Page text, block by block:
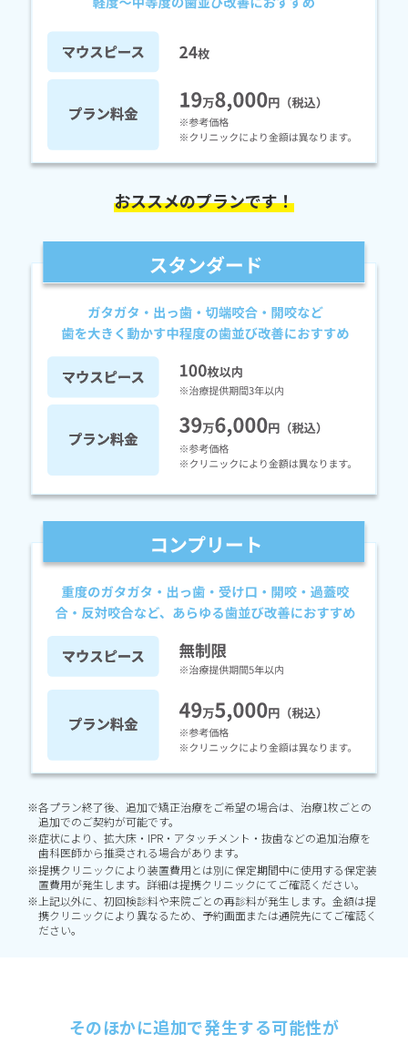
おススメのプランです！
※各プラン終了後、追加で矯正治療をご希望の場合は、治療1枚ごとの
追加でのご契約が可能です。
※症状により、拡大床・IPR・アタッチメント・抜歯などの追加治療を
歯科医師から推奨される場合があります。
※提携クリニックにより装置費用とは別に保定期間中に使用する保定装
置費用が発生します。詳細は提携クリニックにてご確認ください。
※上記以外に、初回検診料や来院ごとの再診料が発生します。金額は提
携クリニックにより異なるため、予約画面または通院先にてご確認く
ださい。
そのほかに追加で発生する可能性が